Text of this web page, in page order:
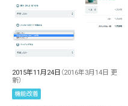
2015年11月24日 （2016年3月14日 更
新）
機能改善